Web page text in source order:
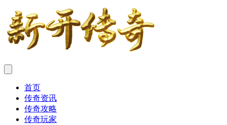
首页
传奇资讯
传奇攻略
传奇玩家